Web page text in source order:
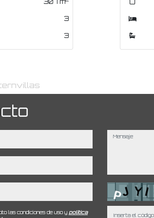
3
3
las condiciones de uso y política
mensaje
Captcha